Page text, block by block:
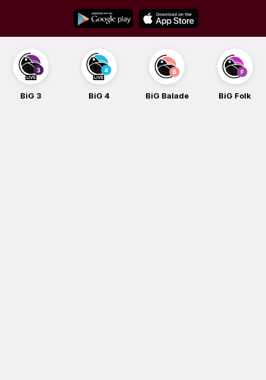
content
BiG 3 BiG 4 BiG Balade BiG Folk